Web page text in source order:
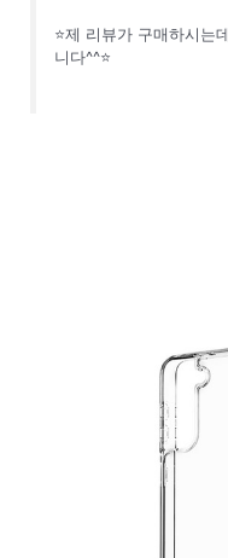
⭐제 리뷰가 구매하시는
니다^^⭐